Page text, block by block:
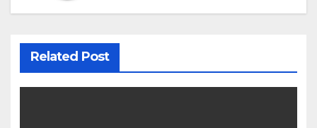
Related Post